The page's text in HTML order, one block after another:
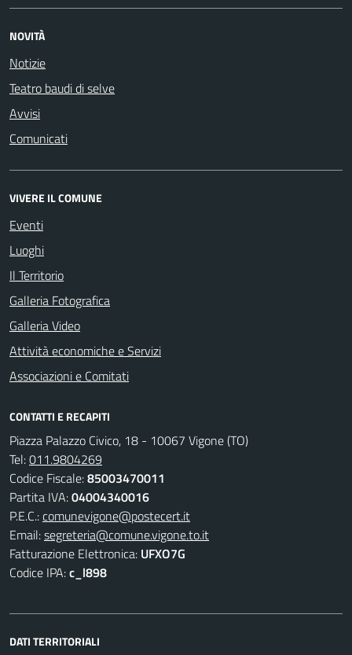
NOVITÀ
Notizie
Teatro baudi di selve
Avvisi
Comunicati
VIVERE IL COMUNE
Eventi
Luoghi
Il Territorio
Galleria Fotografica
Galleria Video
Attività economiche e Servizi
Associazioni e Comitati
CONTATTI E RECAPITI
Piazza Palazzo Civico, 18 - 10067 Vigone (TO)
Tel:011.9804269
Codice Fiscale:85003470011
Partita IVA:04004340016
P.E.C.:comunevigone@postecert.it
Email:segreteria@comune.vigone.to.it
Fatturazione Elettronica: UFXO7G
Codice IPA:c_l898
DATI TERRITORIALI